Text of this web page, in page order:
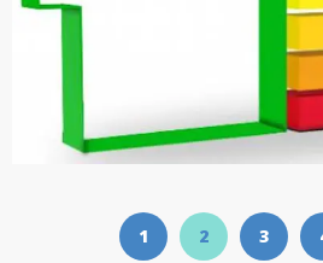
1 2 3